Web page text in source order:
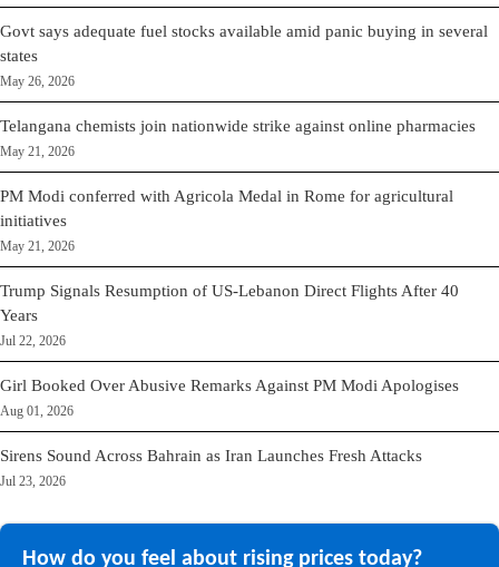
Govt says adequate fuel stocks available amid panic buying in several
states
May 26, 2026
Telangana chemists join nationwide strike against online pharmacies
May 21, 2026
PM Modi conferred with Agricola Medal in Rome for agricultural
initiatives
May 21, 2026
Trump Signals Resumption of US-Lebanon Direct Flights After 40
Years
Jul 22, 2026
Girl Booked Over Abusive Remarks Against PM Modi Apologises
Aug 01, 2026
Sirens Sound Across Bahrain as Iran Launches Fresh Attacks
Jul 23, 2026
How do you feel about rising prices today?